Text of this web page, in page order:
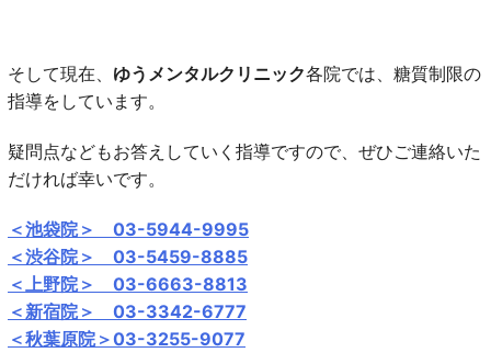
そして現在、 ゆうメンタルクリニック各院では、糖質制限の
指導をしています。
疑問点などもお答えしていく指導ですので、ぜひご連絡いた
だければ幸いです。
＜池袋院＞ 03-5944-9995
＜渋谷院＞ 03-5459-8885
＜上野院＞ 03-6663-8813
＜新宿院＞ 03-3342-6777
＜秋葉原院＞03-3255-9077